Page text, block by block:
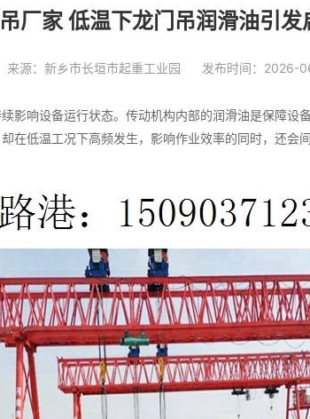
厂家 低温下龙门吊润滑油引
来源：新乡市长垣市起重工业园 发布时间：2026-
影响设备运行状态。传动机构内部的润滑油是保障
在低温工况下高频发生，影响作业效率的同时，还